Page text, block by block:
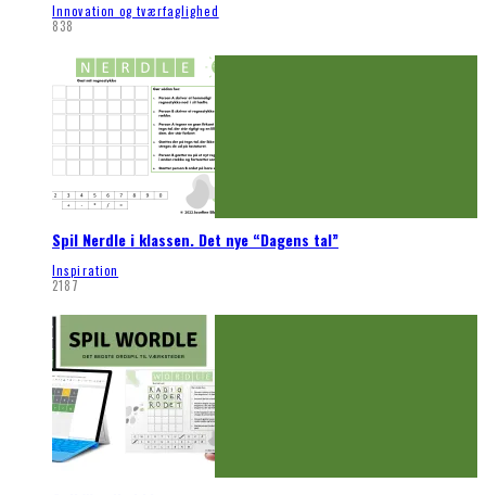
Innovation og tværfaglighed
838
Spil Nerdle i klassen. Det nye “Dagens tal”
Inspiration
2187